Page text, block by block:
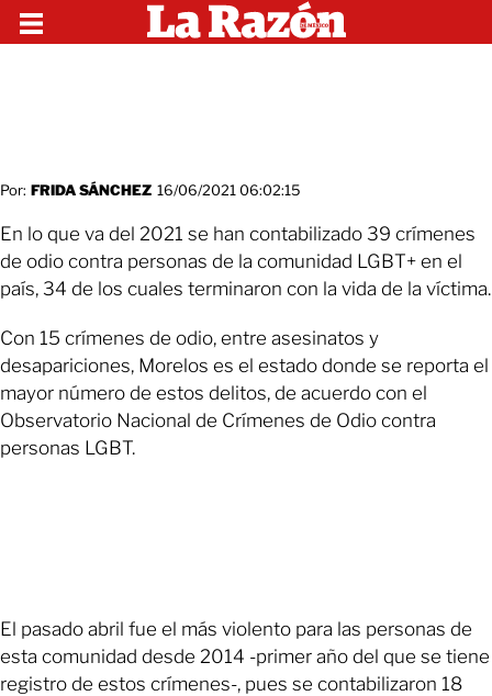
Por: FRIDA SÁNCHEZ 16/06/2021 06:02:15
En lo que va del 2021 se han contabilizado 39 crímenes
de odio contra personas de la comunidad LGBT+ en el
país, 34 de los cuales terminaron con la vida de la víctima.
Con 15 crímenes de odio, entre asesinatos y
desapariciones, Morelos es el estado donde se reporta el
mayor número de estos delitos, de acuerdo con el
Observatorio Nacional de Crímenes de Odio contra
personas LGBT.
El pasado abril fue el más violento para las personas de
esta comunidad desde 2014 -primer año del que se tiene
registro de estos crímenes-, pues se contabilizaron 18